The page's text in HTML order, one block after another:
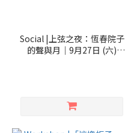
Social |上弦之夜：恆春院子
的聲與月｜9月27日 (六)